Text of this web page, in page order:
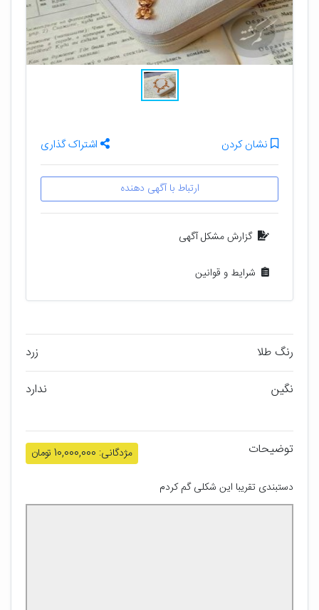
نشان کردن اشتراک گذاری
ارتباط با آگهی دهنده
گزارش مشکل آگهی
شرایط و قوانین
رنگ طلا
زرد
نگین
ندارد
توضیحات
مژدگانی: 10,000,000 تومان
دستبندی تقریبا این شکلی گم کردم